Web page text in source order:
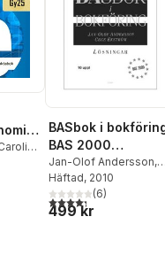
Totalt antal röster:
BASbok i
BAS 2000
Lösningar BAS
2000
Jan-Olof Andersson,
Cege Ekström
Häftad, 2010
4,3utav 5 stjärnor.
(6)
499 kr